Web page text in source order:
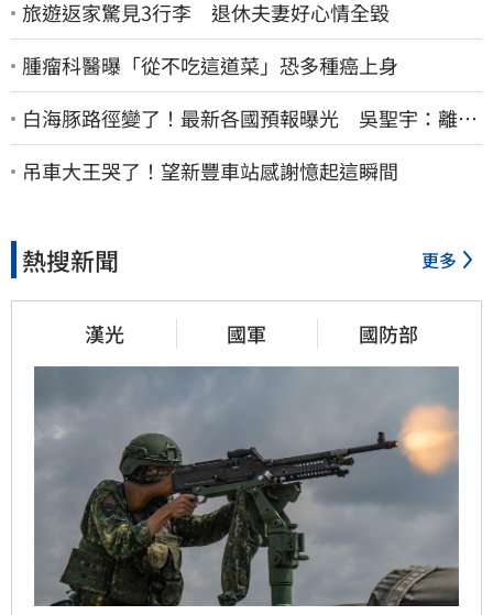
旅遊返家驚見3行李 退休夫妻好心情全毀
腫瘤科醫曝「從不吃這道菜」恐多種癌上身
白海豚路徑變了！最新各國預報曝光 吳聖宇：離台
灣又更近一點
吊車大王哭了！望新豐車站感謝憶起這瞬間
熱搜新聞 更多
漢光 國軍 國防部